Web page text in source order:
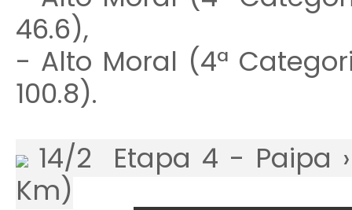
46.6),
- Alto Moral (4ª
100.8).
14/2 Etapa 4 - Paipa ›
Km)